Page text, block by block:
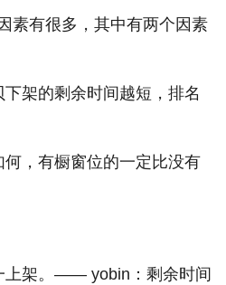
素有很多，其中有两个因素
架的剩余时间越短，排名
，有橱窗位的一定比没有
上架。—— yobin：剩余时间